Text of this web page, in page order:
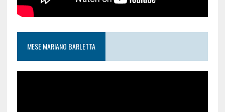
MESE MARIANO BARLETTA